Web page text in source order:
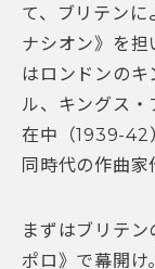
て、ブリテンに
ナシオン》を担
はロンドンのキ
ル、キングス
在中（1939-42
同時代の作曲家
まずはブリテ
ポロ》で幕開け。